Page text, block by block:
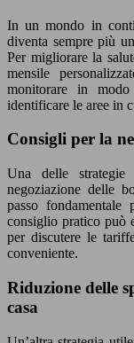
In un mondo in
diventa sempre più
Per migliorare la
mensile
monitorare in
identificare le aree in
Consigli per la
Una delle
negoziazione delle
passo
consiglio pratico può
per discutere le
conveniente.
Riduzione delle
casa